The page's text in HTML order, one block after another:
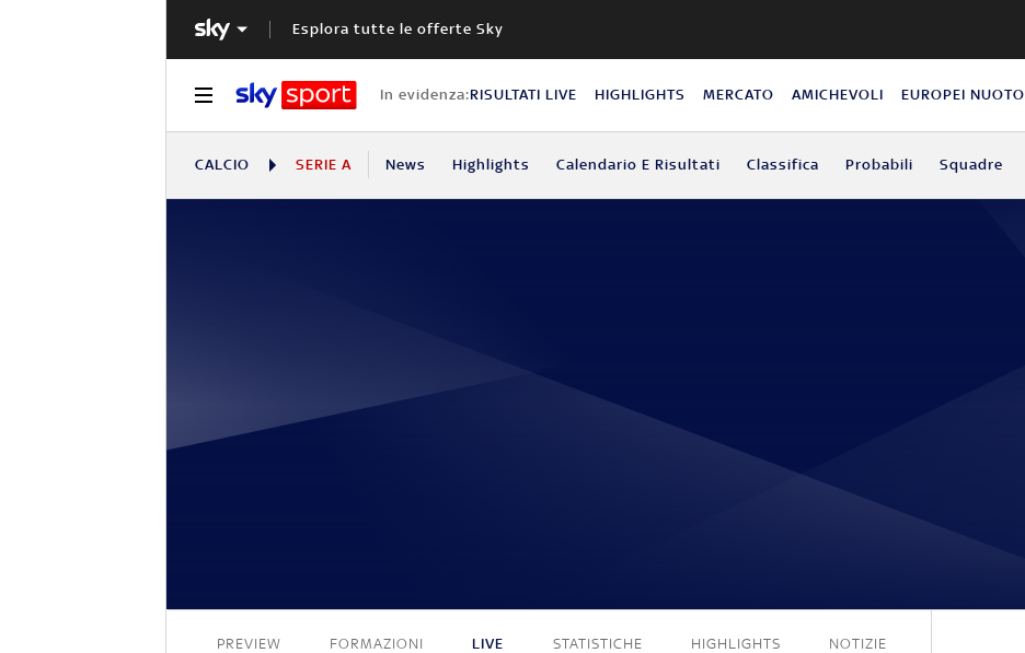
Esplora tutte le offerte Sky
In evidenza:RISULTATI LIVE HIGHLIGHTS MERCATO AMICHEVOLI EUROPEI NUOTO
CALCIO SERIE A News Highlights Calendario E Risultati Classifica Probabili Squadre
PREVIEW FORMAZIONI LIVE STATISTICHE HIGHLIGHTS NOTIZIE